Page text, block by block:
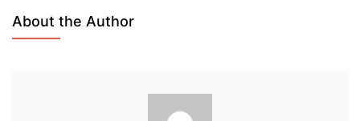
About the Author